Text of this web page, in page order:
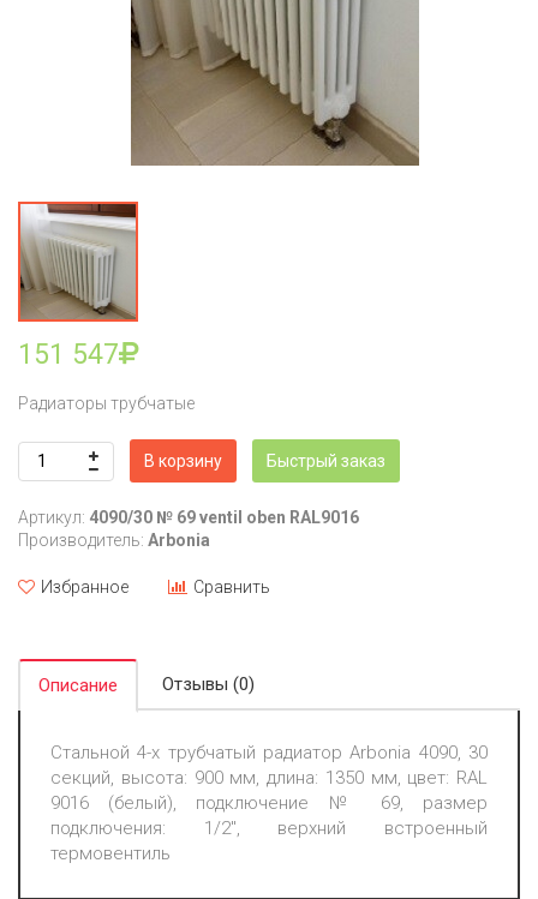
151 547
Радиаторы трубчатые
В корзину Быстрый заказ
Артикул: 4090/30 № 69 ventil oben RAL9016
Производитель: Arbonia
Избранное Сравнить
Описание Отзывы (0)
Стальной 4-х трубчатый радиатор Arbonia 4090, 30
секций, высота: 900 мм, длина: 1350 мм, цвет: RAL
9016 (белый), подключение № 69, размер
подключения: 1/2", верхний встроенный
термовентиль